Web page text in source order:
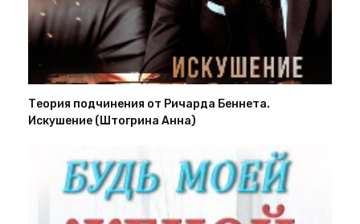
Теория подчинения от Ричарда Беннета.
Искушение (Штогрина Анна)